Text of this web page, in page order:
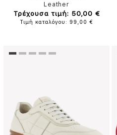
Leather
Τρέχουσα τιμή: 50,00 €
Τιμή καταλόγου: 99,00 €